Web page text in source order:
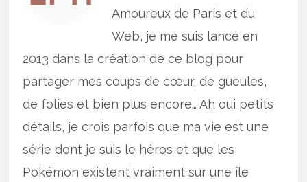
Amoureux de Paris et du
Web, je me suis lancé en
2013 dans la création de ce blog pour
partager mes coups de cœur, de gueules,
de folies et bien plus encore… Ah oui petits
détails, je crois parfois que ma vie est une
série dont je suis le héros et que les
Pokémon existent vraiment sur une île